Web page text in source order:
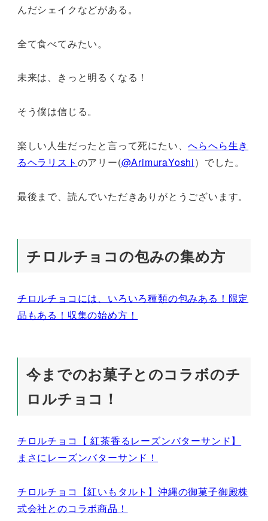
んだシェイクなどがある。
全て食べてみたい。
未来は、きっと明るくなる！
そう僕は信じる。
楽しい人生だったと言って死にたい、へらへら生き
るヘラリスト のアリー(@ArimuraYoshi）でした。
最後まで、読んでいただきありがとうございます。
チロルチョコの包みの集め方
チロルチョコには、いろいろ種類の包みある！限定
品もある！収集の始め方！
今までのお菓子とのコラボのチ
ロルチョコ！
チロルチョコ【 紅茶香るレーズンバターサンド】
まさにレーズンバターサンド！
チロルチョコ【紅いもタルト】沖縄の御菓子御殿株
式会社とのコラボ商品！